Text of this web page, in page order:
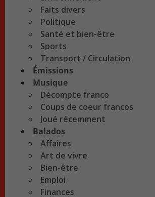
Faits divers
Politique
Santé et bien-être
Sports
Transport / Circulation
Émissions
Musique
Décompte franco
Coups de coeur francos
Joué récemment
Balados
Affaires
Art de vivre
Bien-être
Emploi
Finances